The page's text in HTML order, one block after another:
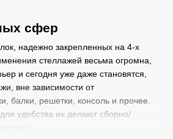
сфер
надежно закрепленных на 4-х
стеллажей весьма огромна,
и сегодня уже даже становятся,
вне зависимости от
балки, решетки, консоль и прочее.
удобства их делают сборно/